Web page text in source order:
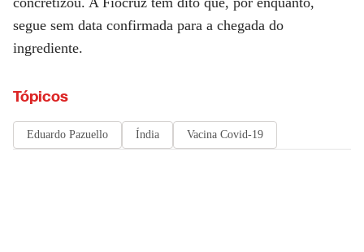
segue sem data confirmada para a chegada do
ingrediente.
Tópicos
Eduardo Pazuello Índia Vacina Covid-19